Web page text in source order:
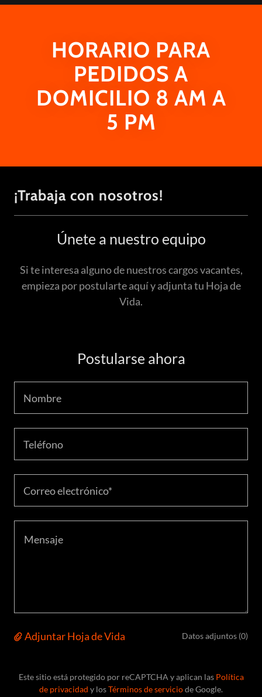
HORARIO PARA
PEDIDOS A
DOMICILIO 8 AM A
5 PM
¡Trabaja con nosotros!
Únete a nuestro equipo
Si te interesa alguno de nuestros cargos vacantes,
empieza por postularte aquí y adjunta tu Hoja de
Vida.
Postularse ahora
Nombre
Teléfono
Correo electrónico*
Adjuntar Hoja de Vida Datos adjuntos (0)
Este sitio está protegido por reCAPTCHA y aplican las Política
de privacidad y losTérminos de serviciode Google.